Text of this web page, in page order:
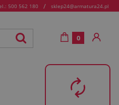
500 562 180 / sklep24@armatura24.pl
0